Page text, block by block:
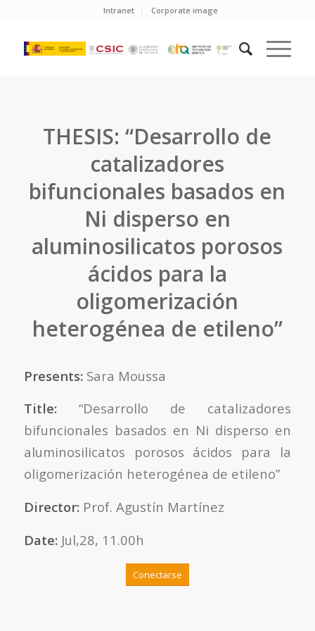
Intranet Corporate image
THESIS: “Desarrollo de
catalizadores
bifuncionales basados en
Ni disperso en
aluminosilicatos porosos
ácidos para la
oligomerización
heterogénea de etileno”
Presents: Sara Moussa
Title: “Desarrollo de catalizadores
bifuncionales basados en Ni disperso en
aluminosilicatos porosos ácidos para la
oligomerización heterogénea de etileno”
Director: Prof. Agustín Martínez
Date: Jul,28, 11.00h
Conectarse